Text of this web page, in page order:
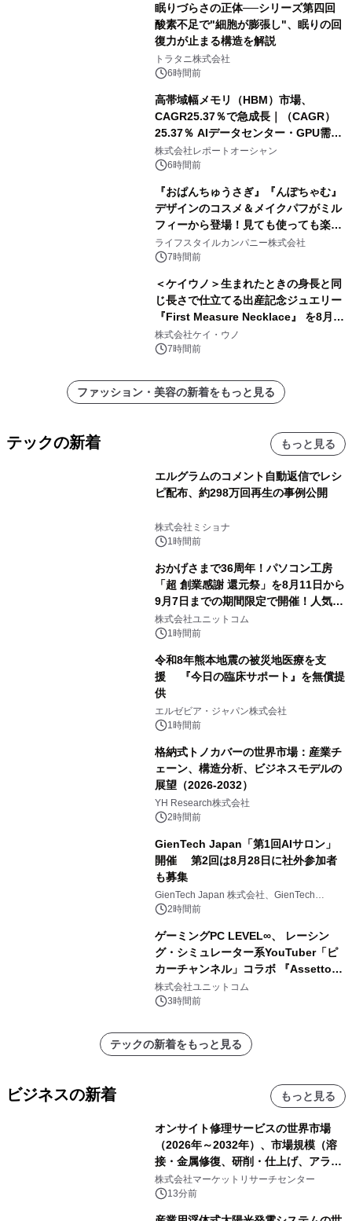
眠りづらさの正体──シリーズ第四回
酸素不足で"細胞が膨張し"、眠りの回
復力が止まる構造を解説
トラタニ株式会社
6時間前
高帯域幅メモリ（HBM）市場、
CAGR25.37％で急成長｜（CAGR）
25.37％ AIデータセンター・GPU需要
拡大が2035年の市場成長を牽引
株式会社レポートオーシャン
6時間前
『おぱんちゅうさぎ』『んぽちゃむ』
デザインのコスメ＆メイクパフがミル
フィーから登場！見ても使っても楽し
い、ポップでキュートなコレクショ
ン。
ライフスタイルカンパニー株式会社
7時間前
＜ケイウノ＞生まれたときの身長と同
じ長さで仕立てる出産記念ジュエリー
『First Measure Necklace』 を8月14
日(金)に発売
株式会社ケイ・ウノ
7時間前
ファッション・美容の新着をもっと見る
テックの新着 もっと見る
エルグラムのコメント自動返信でレシ
ピ配布、約298万回再生の事例公開
株式会社ミショナ
1時間前
おかげさまで36周年！パソコン工房
「超 創業感謝 還元祭」を8月11日から
9月7日までの期間限定で開催！人気の
ゲーミングPCや高性能ノートPCなど
対象iiyama PCのご購入で最大3万円分
株式会社ユニットコム
1時間前
令和8年熊本地震の被災地医療を支
援 『今日の臨床サポート』を無償提
供
エルゼビア・ジャパン株式会社
1時間前
格納式トノカバーの世界市場：産業チ
ェーン、構造分析、ビジネスモデルの
展望（2026-2032）
YH Research株式会社
2時間前
GienTech Japan「第1回AIサロン」
開催 第2回は8月28日に社外参加者
も募集
GienTech Japan 株式会社、GienTech
Consulting Japan 株式会社
2時間前
ゲーミングPC LEVEL∞、 レーシン
グ・シミュレーター系YouTuber「ピ
カーチャンネル」コラボ 『Assetto
Corsa EVO』推奨パソコン販売中
株式会社ユニットコム
3時間前
テックの新着をもっと見る
ビジネスの新着 もっと見る
オンサイト修理サービスの世界市場
（2026年～2032年）、市場規模（溶
接・金属修復、研削・仕上げ、アライ
メント、その他）・分析レポートを発
表
株式会社マーケットリサーチセンター
13分前